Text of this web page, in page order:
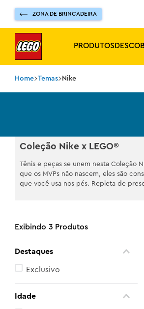
ZONA DE BRINCADEIRA
PRODUTOS
Temas Nike
Coleção Nike x LEGO®
Tênis e peças se unem nesta Coleção
que os MVPs não nascem, eles são
que você usa nos pés. Repleta de
3 Produtos
Destaques
Exclusivo
Idade